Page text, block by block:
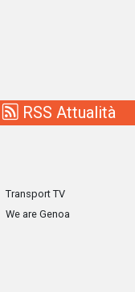
RSS Attualità
Transport TV
We are Genoa